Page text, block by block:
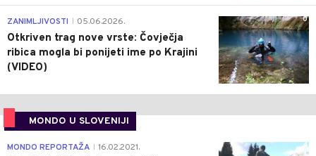
0
ZANIMLJIVOSTI 05.06.2026.
Otkriven trag nove vrste: Čovječja
ribica mogla bi ponijeti ime po Krajini
(VIDEO)
MONDO U SLOVENIJI
4
MONDO REPORTAŽA 16.02.2021.